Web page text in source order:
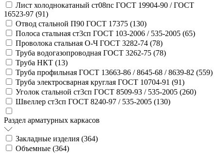
Лист холоднокатаный ст08пс ГОСТ 19904-90 / ГОСТ
16523-97 (91)
Отвод стальной П90 ГОСТ 17375 (130)
Полоса стальная ст3сп ГОСТ 103-2006 / 535-2005 (65)
Проволока стальная О-Ч ГОСТ 3282-74 (78)
Труба водогазопроводная ГОСТ 3262-75 (78)
Труба НКТ (13)
Труба профильная ГОСТ 13663-86 / 8645-68 / 8639-82 (559)
Труба электросварная круглая ГОСТ 10704-91 (91)
Уголок стальной ст3сп ГОСТ 8509-93 / 535-2005 (260)
Швеллер ст3сп ГОСТ 8240-97 / 535-2005 (130)
Раздел арматурных каркасов
Закладные изделия (364)
Объемные (364)